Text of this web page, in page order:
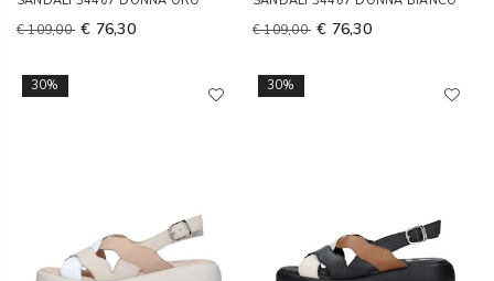
€ 109,00 € 76,30 € 109,00 € 76,30
30% 30%